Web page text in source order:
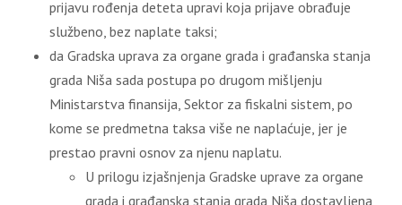
prijavu rođenja deteta upravi koja prijave obrađuje
službeno, bez naplate taksi;
da Gradska uprava za organe grada i građanska stanja
grada Niša sada postupa po drugom mišljenju
Ministarstva finansija, Sektor za fiskalni sistem, po
kome se predmetna taksa više ne naplaćuje, jer je
prestao pravni osnov za njenu naplatu.
U prilogu izjašnjenja Gradske uprave za organe
grada i građanska stanja grada Niša dostavljena